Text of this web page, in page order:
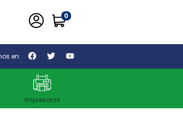
0
en:
Impresoras